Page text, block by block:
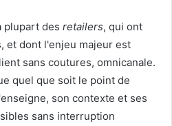
plupart des retailers, qui ont
et dont l'enjeu majeur est
sans coutures, omnicanale.
quel que soit le point de
son contexte et ses
sans interruption